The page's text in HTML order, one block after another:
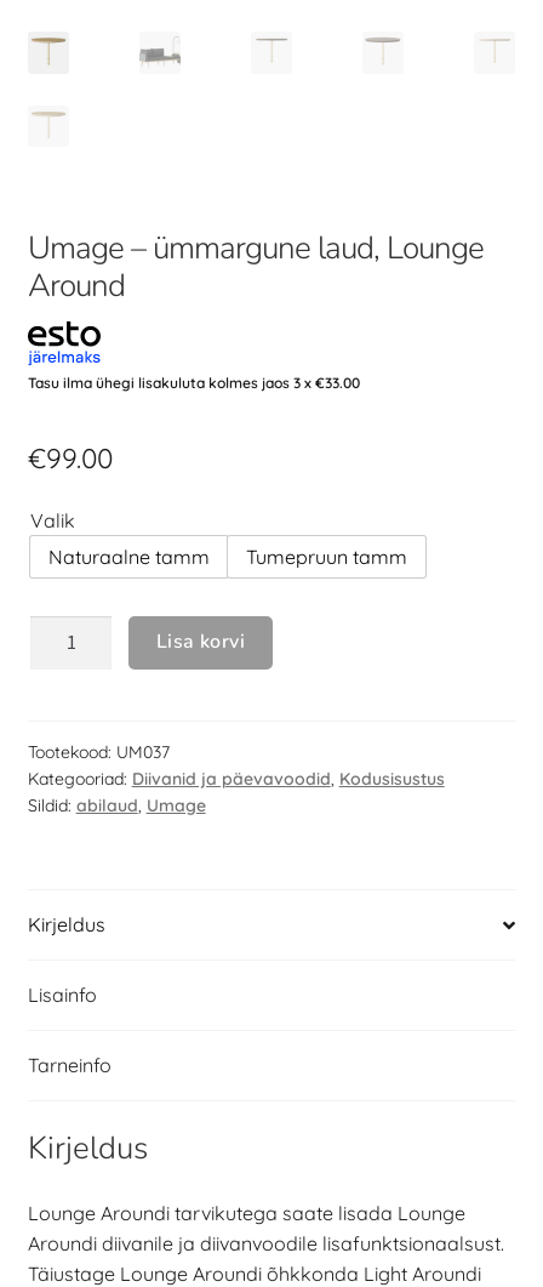
Umage – ümmargune laud, Lounge
Around
Tasu ilma ühegi lisakuluta kolmes jaos 3 x €33.00
€99.00
Valik
Naturaalne tamm
Tumepruun tamm
Lisa korvi
Tootekood: UM037
Kategooriad: Diivanid ja päevavoodid, Kodusisustus
Sildid: abilaud, Umage
Kirjeldus
Lisainfo
Tarneinfo
Kirjeldus
Lounge Aroundi tarvikutega saate lisada Lounge
Aroundi diivanile ja diivanvoodile lisafunktsionaalsust.
Täiustage Lounge Aroundi õhkkonda Light Aroundi